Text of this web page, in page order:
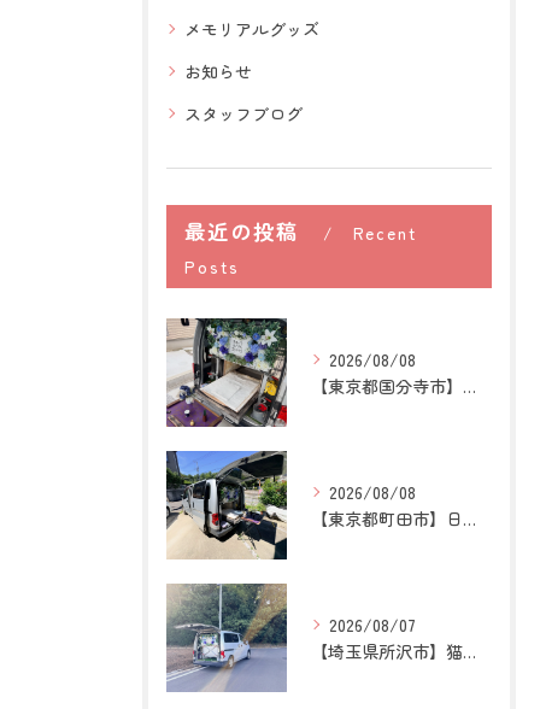
メモリアルグッズ
お知らせ
スタッフブログ
最近の投稿
Recent
Posts
2026/08/08
【東京都国分寺市】うさぎの訪問ペット火葬｜牧草を替える時間が...
2026/08/08
【東京都町田市】日本スピッツの訪問ペット火葬｜愛犬との穏やか...
2026/08/07
【埼玉県所沢市】猫の訪問ペット火葬｜お気に入りの場所に姿がな...